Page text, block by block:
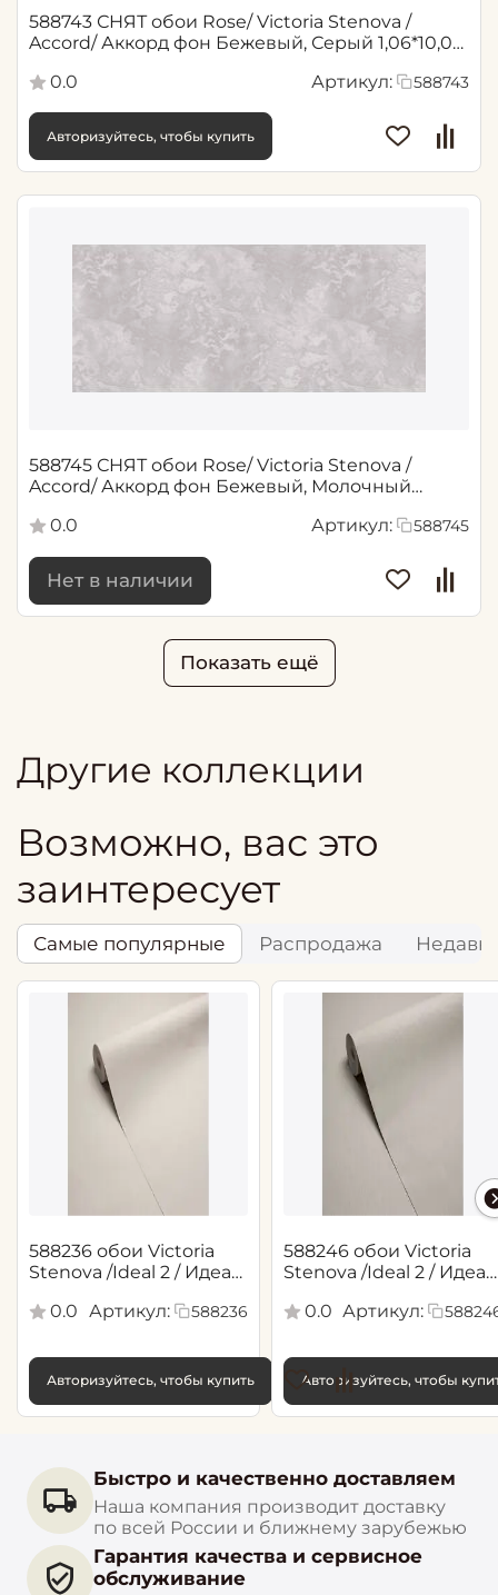
588743 СНЯТ обои Rose/ Victoria Stenova /
Accord/ Аккорд фон Бежевый, Серый 1,06*10,05
0.0
Артикул: 588743
Авторизуйтесь, чтобы купить
588745 СНЯТ обои Rose/ Victoria Stenova /
Accord/ Аккорд фон Бежевый, Молочный
0.0
Артикул: 588745
Нет в наличии
Показать ещё
Другие коллекции
Возможно, вас это
заинтересует
Самые популярные Распродажа
588236 обои Victoria
Stenova /Ideal 2 / Идеал
0.0
Артикул: 588236
Авторизуйтесь, чтобы купить
588246 обои Victoria
Stenova /Ideal 2 / Идеал
0.0 Артикул:
Авторизуйтесь, чтобы
Быстро и качественно доставляем
Наша компания производит доставку
по всей России и ближнему зарубежью
Гарантия качества и сервисное
обслуживание